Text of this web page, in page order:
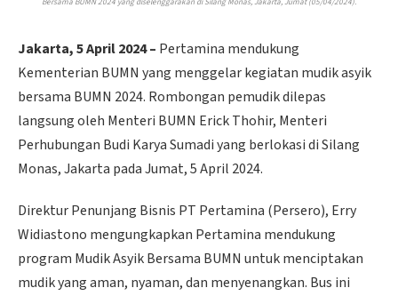
Jakarta, 5 April 2024 – Pertamina mendukung
Kementerian BUMN yang menggelar kegiatan mudik asyik
bersama BUMN 2024. Rombongan pemudik dilepas
langsung oleh Menteri BUMN Erick Thohir, Menteri
Perhubungan Budi Karya Sumadi yang berlokasi di Silang
Monas, Jakarta pada Jumat, 5 April 2024.
Direktur Penunjang Bisnis PT Pertamina (Persero), Erry
Widiastono mengungkapkan Pertamina mendukung
program Mudik Asyik Bersama BUMN untuk menciptakan
mudik yang aman, nyaman, dan menyenangkan. Bus ini